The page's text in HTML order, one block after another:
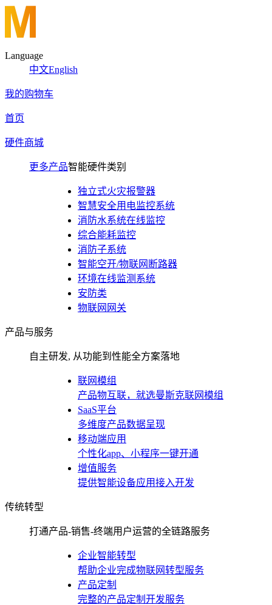
Language
中文English
我的购物车
首页
硬件商城
更多产品智能硬件类别
独立式火灾报警器
智慧安全用电监控系统
消防水系统在线监控
综合能耗监控
消防子系统
智能空开/物联网断路器
环境在线监测系统
安防类
物联网网关
产品与服务
自主研发, 从功能到性能全方案落地
联网模组
产品物互联，就选曼斯克联网模组
SaaS平台
多维度产品数据呈现
移动端应用
个性化app、小程序一键开通
增值服务
提供智能设备应用接入开发
传统转型
打通产品-销售-终端用户运营的全链路服务
企业智能转型
帮助企业完成物联网转型服务
产品定制
完整的产品定制开发服务